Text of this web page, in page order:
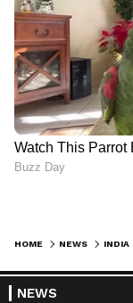
HOME NEWS INDIA
NEWS